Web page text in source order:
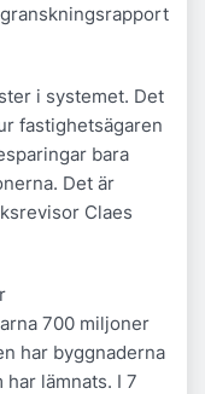
i systemet. Det
fastighetsägaren
bara
Det är
Claes
700 miljoner
har byggnaderna
lämnats. I 7